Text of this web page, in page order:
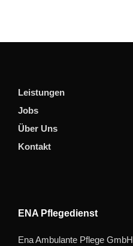
Leistungen
Jobs
Über Uns
Kontakt
ENA Pflegedienst
Ena Ambulante Pflege GmbH